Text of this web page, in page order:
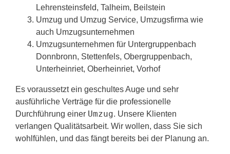
Lehrensteinsfeld, Talheim, Beilstein
Umzug und Umzug Service, Umzugsfirma wie
auch Umzugsunternehmen
Umzugsunternehmen für Untergruppenbach
Donnbronn, Stettenfels, Obergruppenbach,
Unterheinriet, Oberheinriet, Vorhof
Es voraussetzt ein geschultes Auge und sehr
ausführliche Verträge für die professionelle
Durchführung einer Umzug. Unsere Klienten
verlangen Qualitätsarbeit. Wir wollen, dass Sie sich
wohlfühlen, und das fängt bereits bei der Planung an.